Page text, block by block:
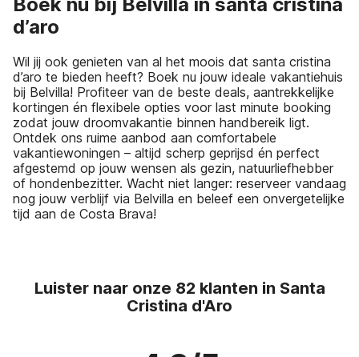
d’aro
Wil jij ook genieten van al het moois dat santa cristina
d’aro te bieden heeft? Boek nu jouw ideale vakantiehuis
bij Belvilla! Profiteer van de beste deals, aantrekkelijke
kortingen én flexibele opties voor last minute booking
zodat jouw droomvakantie binnen handbereik ligt.
Ontdek ons ruime aanbod aan comfortabele
vakantiewoningen – altijd scherp geprijsd én perfect
afgestemd op jouw wensen als gezin, natuurliefhebber
of hondenbezitter. Wacht niet langer: reserveer vandaag
nog jouw verblijf via Belvilla en beleef een onvergetelijke
tijd aan de Costa Brava!
Luister naar onze 82 klanten in Santa
Cristina d'Aro